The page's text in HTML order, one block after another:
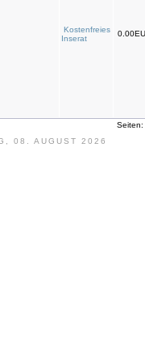
Kostenfreies
Inserat
Seiten:
08. AUGUST 2026